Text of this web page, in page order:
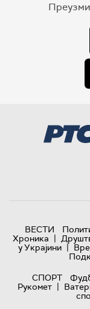
ВЕСТИ
Хроника |
у Украјини |
СПОРТ
Рукомет |